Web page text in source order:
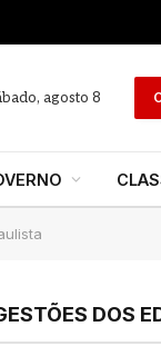
agosto 8
DOS